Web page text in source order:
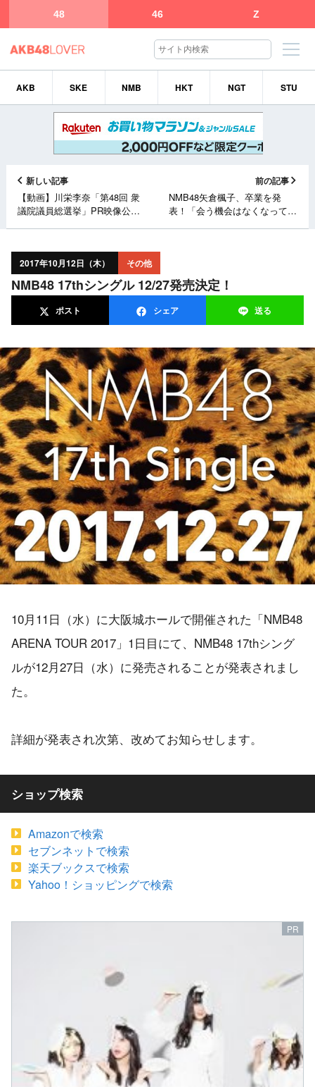
48 46 Z
AKB SKE NMB HKT NGT STU
新しい記事
【動画】川栄李奈「第48回 衆
議院議員総選挙」PR映像公
前の記事
NMB48矢倉楓子、卒業を発
表！「会う機会はなくなってし
2017年10月12日（木） その他
NMB48 17thシングル 12/27発売決定！
ポスト シェア 送る
10月11日（水）に大阪城ホールで開催された「NMB48
ARENA TOUR 2017」1日目にて、NMB48 17thシング
ルが12月27日（水）に発売されることが発表されまし
た。
詳細が発表され次第、改めてお知らせします。
ショップ検索
Amazonで検索
セブンネットで検索
楽天ブックスで検索
Yahoo！ショッピングで検索